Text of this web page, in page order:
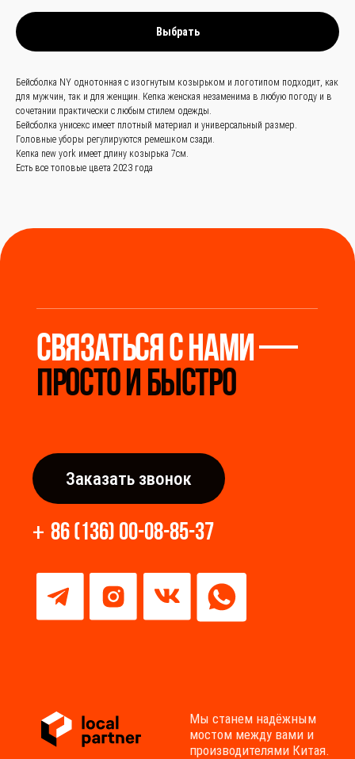
Выбрать
Бейсболка NY однотонная с изогнутым козырьком и логотипом подходит, как
для мужчин, так и для женщин. Кепка женская незаменима в любую погоду и в
сочетании практически с любым стилем одежды.
Бейсболка унисекс имеет плотный материал и универсальный размер.
Головные уборы регулируются ремешком сзади.
Кепка new york имеет длину козырька 7см.
Есть все топовые цвета 2023 года
Заказать звонок
86 (136) 00-08-85-37
+